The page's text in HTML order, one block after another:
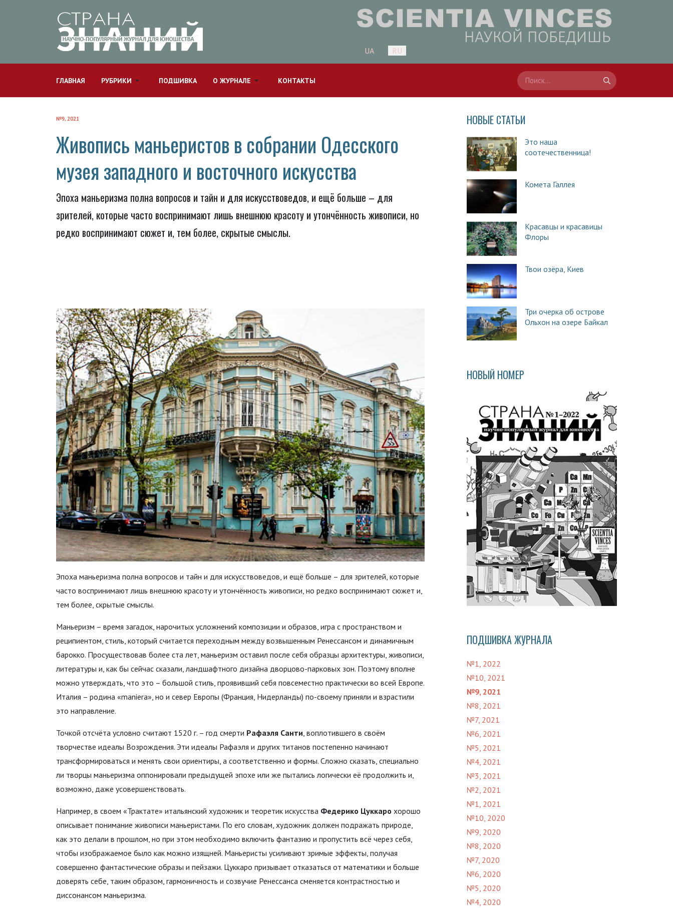
Выберите язык
UA RU
ГЛАВНАЯ РУБРИКИ ПОДШИВКА О ЖУРНАЛЕ КОНТАКТЫ
№9, 2021
Живопись маньеристов в собрании Одесского
музея западного и восточного искусства
Эпоха маньеризма полна вопросов и тайн и для искусствоведов, и ещё больше – для
зрителей, которые часто воспринимают лишь внешнюю красоту и утончённость живописи, но
редко воспринимают сюжет и, тем более, скрытые смыслы.
Эпоха маньеризма полна вопросов и тайн и для искусствоведов, и ещё больше – для зрителей, которые
часто воспринимают лишь внешнюю красоту и утончённость живописи, но редко воспринимают сюжет и,
тем более, скрытые смыслы.
Маньеризм – время загадок, нарочитых усложнений композиции и образов, игра с пространством и
реципиентом, стиль, который считается переходным между возвышенным Ренессансом и динамичным
барокко. Просуществовав более ста лет, маньеризм оставил после себя образцы архитектуры, живописи,
литературы и, как бы сейчас сказали, ландшафтного дизайна дворцово-парковых зон. Поэтому вполне
можно утверждать, что это – большой стиль, проявивший себя повсеместно практически во всей Европе.
Италия – родина «maniera», но и север Европы (Франция, Нидерланды) по-своему приняли и взрастили
это направление.
Точкой отсчёта условно считают 1520 г. – год смерти Рафаэля Санти , воплотившего в своём
творчестве идеалы Возрождения. Эти идеалы Рафаэля и других титанов постепенно начинают
трансформироваться и менять свои ориентиры, а соответственно и формы. Сложно сказать, специально
ли творцы маньеризма оппонировали предыдущей эпохе или же пытались логически её продолжить и,
возможно, даже усовершенствовать.
Например, в своем «Трактате» итальянский художник и теоретик искусства Федерико Цуккаро хорошо
описывает понимание живописи маньеристами. По его словам, художник должен подражать природе,
как это делали в прошлом, но при этом необходимо включить фантазию и пропустить всё через себя,
чтобы изображаемое было как можно изящней. Маньеристы усиливают зримые эффекты, получая
совершенно фантастические образы и пейзажи. Цуккаро призывает отказаться от математики и больше
доверять себе, таким образом, гармоничность и созвучие Ренессанса сменяется контрастностью и
диссонансом маньеризма.
НОВЫЕ СТАТЬИ
Это наша
соотечественница!
Комета Галлея
Красавцы и красавицы
Флоры
Твои озёра, Киев
Три очерка об острове
Ольхон на озере Байкал
НОВЫЙ НОМЕР
ПОДШИВКА ЖУРНАЛА
№1, 2022
№10, 2021
№9, 2021
№8, 2021
№7, 2021
№6, 2021
№5, 2021
№4, 2021
№3, 2021
№2, 2021
№1, 2021
№10, 2020
№9, 2020
№8, 2020
№7, 2020
№6, 2020
№5, 2020
№4, 2020